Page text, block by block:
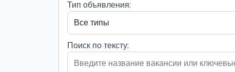
Тип объявления:
Поиск по тексту: